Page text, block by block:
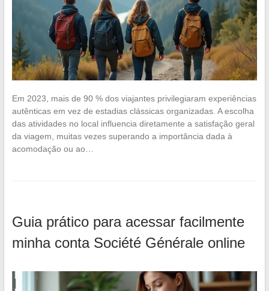
Em 2023, mais de 90 % dos viajantes privilegiaram experiências
autênticas em vez de estadias clássicas organizadas. A escolha
das atividades no local influencia diretamente a satisfação geral
da viagem, muitas vezes superando a importância dada à
acomodação ou ao…
Guia prático para acessar facilmente
minha conta Société Générale online